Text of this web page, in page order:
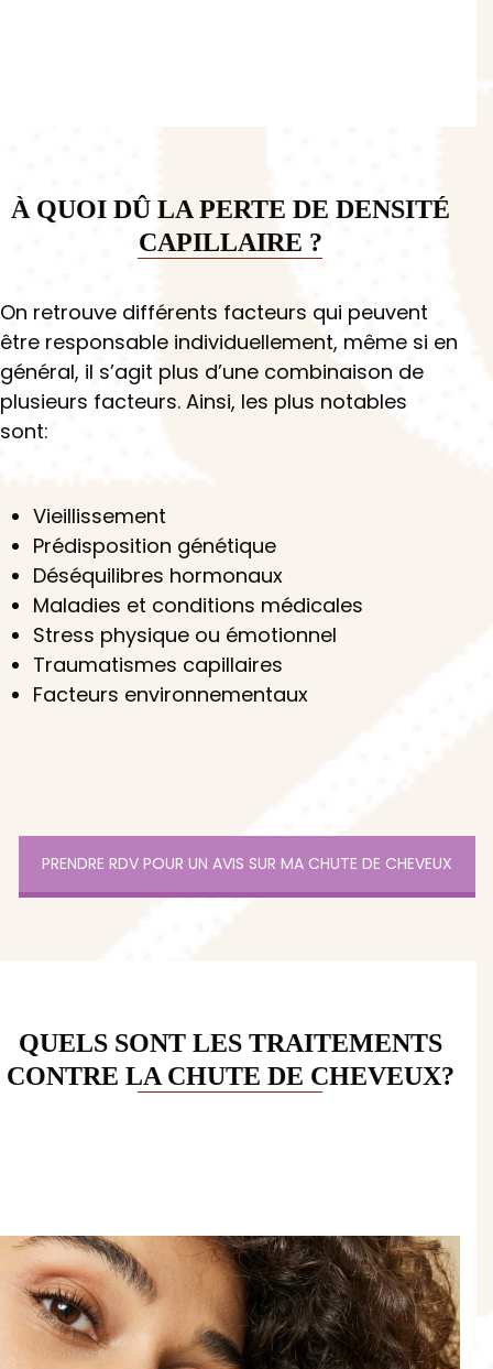
À QUOI DÛ LA PERTE DE DENSITÉ
CAPILLAIRE ?
On retrouve différents facteurs qui peuvent
être responsable individuellement, même si en
général, il s’agit plus d’une combinaison de
plusieurs facteurs. Ainsi, les plus notables
sont:
Vieillissement
Prédisposition génétique
Déséquilibres hormonaux
Maladies et conditions médicales
Stress physique ou émotionnel
Traumatismes capillaires
Facteurs environnementaux
PRENDRE RDV POUR UN AVIS SUR MA CHUTE DE CHEVEUX
QUELS SONT LES TRAITEMENTS
CONTRE LA CHUTE DE CHEVEUX?
Use
the
left
and